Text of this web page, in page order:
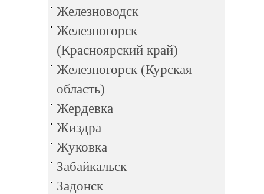
Железноводск
Железногорск
(Красноярский край)
Железногорск (Курская
область)
Жердевка
Жиздра
Жуковка
Забайкальск
Задонск